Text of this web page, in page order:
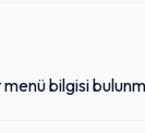
bilgisi